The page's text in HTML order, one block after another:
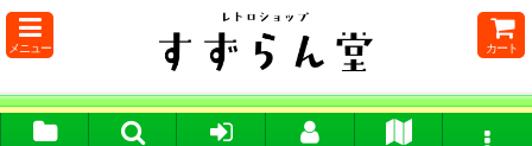
メニュー カート